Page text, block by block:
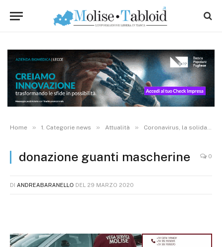
Home » 1. Categorie news » Attualità » Coronavirus, la solidarietà viaggia fra la popolazione: piccole donazioni e grande cuore al servizio di chi lotta in prima linea
donazione guanti mascherine 0
DI ANDREABARANELLO DEL 29 MARZO 2020